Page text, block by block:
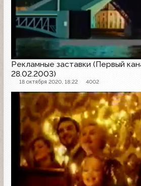
Рекламные заставки (Первый
28.02.2003)
18 октября 2020, 18:22 4002
Рекламная заставка